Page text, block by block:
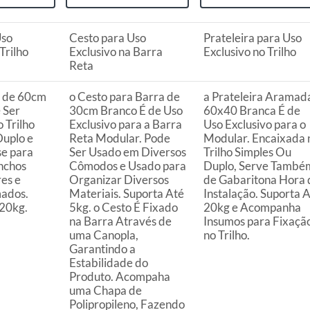
ou no Centro de Distribuição, o atendente
esteja disponível em sua loja em até 30 (trinta) dias,
em quaisquer das lojas ou no Centro de
condições de uso;
troca será atendida somente nas lojas da
qualquer tipo de vício, não é obrigatório. No
original, intacta e acompanhada da
poderá trocar o produto por quaisquer outros
peço superior ao produto objeto da troca, esta
Cesto para Uso
Exclusivo na Barra
Reta
Prateleira para Uso
Exclusivo no Trilho
60cm
Ser
Trilho
e
para
e
o Cesto para Barra de
30cm Branco É de Uso
Exclusivo para a Barra
Reta Modular. Pode
Ser Usado em Diversos
Cômodos e Usado para
Organizar Diversos
Materiais. Suporta Até
5kg. o Cesto É Fixado
na Barra Através de
uma Canopla,
Garantindo a
Estabilidade do
Produto. Acompaha
uma Chapa de
Polipropileno, Fazendo
a Prateleira
60x40 Branca É de
Uso Exclusivo para o
Modular. Encaixada
Trilho Simples Ou
Duplo, Serve
de Gabaritona Hora
Instalação. Suporta
20kg e Acompanha
Insumos para
no Trilho.